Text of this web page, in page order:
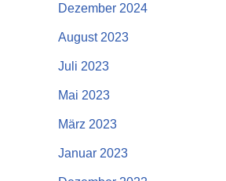
Dezember 2024
August 2023
Juli 2023
Mai 2023
März 2023
Januar 2023